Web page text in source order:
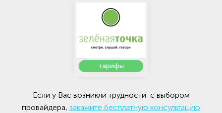
тарифы
Если у Вас возникли трудности с выбором
провайдера, закажите бесплатную консультацию